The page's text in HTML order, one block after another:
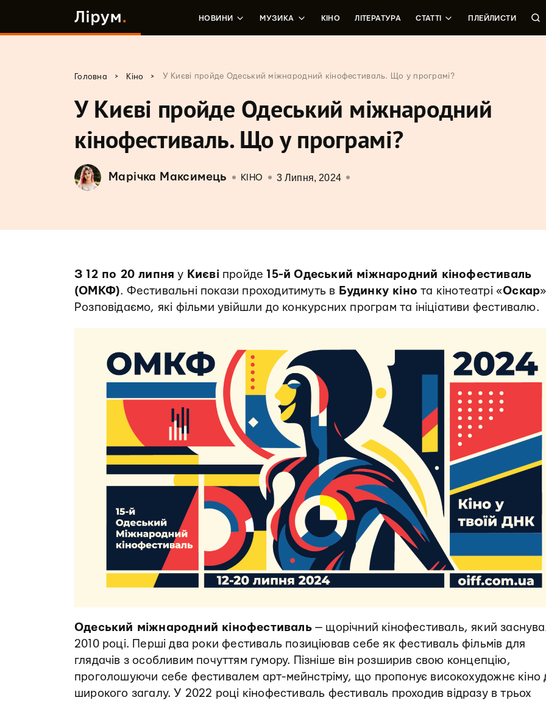
НОВИНИ МУЗИКА КІНО ЛІТЕРАТУРА СТАТТІ ПЛЕЙЛИСТИ
Головна > Кіно > У Києві пройде Одеський міжнародний кінофестиваль. Що у програмі?
У Києві пройде Одеський міжнародний
кінофестиваль. Що у програмі?
Марічка Максимець КІНО 3 Липня, 2024
З 12 по 20 липня у Києвіпройде 15-й Одеський міжнародний кінофестиваль
(ОМКФ). Фестивальні покази проходитимуть в Будинку кіно та кінотеатрі «Оскар
Розповідаємо, які фільми увійшли до конкурсних програм та ініціативи фестивалю.
Одеський міжнародний кінофестиваль— щорічний кінофестиваль, який
2010 році. Перші два роки фестиваль позиціював себе як фестиваль фільмів для
глядачів з особливим почуттям гумору. Пізніше він розширив свою концепцію,
проголошуючи себе фестивалем арт-мейнстріму, що пропонує високохудожнє кіно
широкого загалу. У 2022 році кінофестиваль фестиваль проходив відразу в трьох